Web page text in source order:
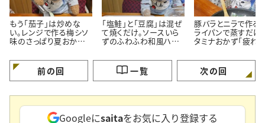
もう「茄子」は炒めな
い。レンジで作る梅シソ
味のさっぱり夏おかず
「塩鮭」と「豆腐」は混ぜ
て焼くだけ。ソースいら
ずのふわふわ和風ハン
豚バラとニラで作る
ライパンで蒸すだけ
タミナおかず「疲れ
前の回 一覧 次の回
Googleにsaitaをお気に入り登録する